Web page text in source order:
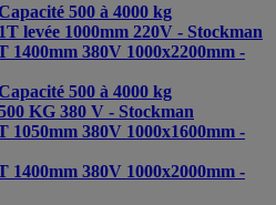
500 à 4000 kg
levée 1000mm 220V - Stockman
1400mm 380V 1000x2200mm -
500 à 4000 kg
KG 380 V - Stockman
1050mm 380V 1000x1600mm -
1400mm 380V 1000x2000mm -